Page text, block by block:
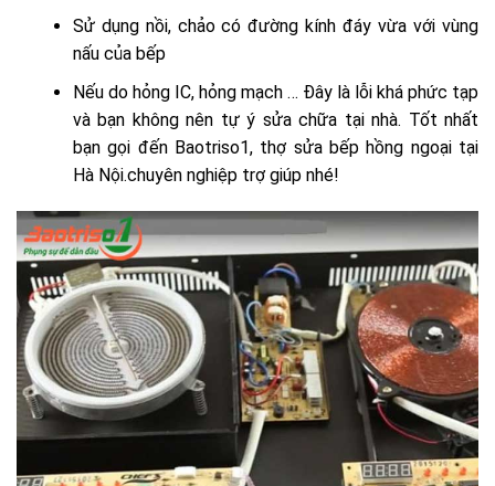
Sử dụng nồi, chảo có đường kính đáy vừa với vùng
nấu của bếp
Nếu do hỏng IC, hỏng mạch … Đây là lỗi khá phức tạp
và bạn không nên tự ý sửa chữa tại nhà. Tốt nhất
bạn gọi đến Baotriso1, thợ sửa bếp hồng ngoại tại
Hà Nội.chuyên nghiệp trợ giúp nhé!